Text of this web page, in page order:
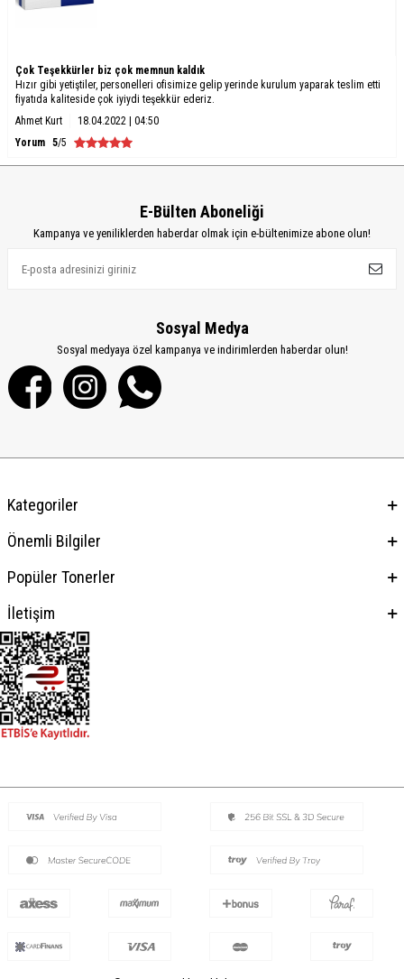
Çok Teşekkürler biz çok memnun kaldık
Hızır gibi yetiştiler, personelleri ofisimize gelip yerinde kurulum yaparak teslim etti
fiyatıda kaliteside çok iyiydi teşekkür ederiz.
Ahmet Kurt
18.04.2022 | 04:50
Yorum 5/5
E-Bülten Aboneliği
Kampanya ve yeniliklerden haberdar olmak için e-bültenimize abone olun!
Sosyal Medya
Sosyal medyaya özel kampanya ve indirimlerden haberdar olun!
Kategoriler
Önemli Bilgiler
Popüler Tonerler
İletişim